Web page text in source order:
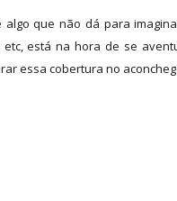
que não dá para
está na hora de se
essa cobertura no